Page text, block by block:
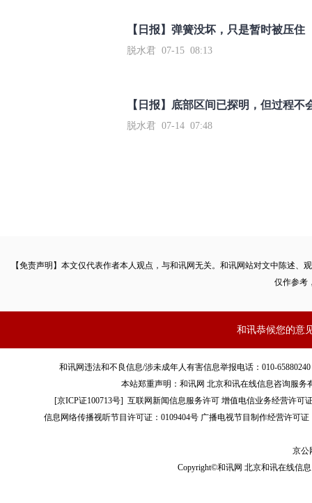
【日报】弹簧没坏，只是暂时被压住
脱水君 07-15 08:13
【日报】底部区间已探明，但过程不
脱水君 07-14 07:48
【免责声明】本文仅代表作者本人观点，与和讯网无关。和讯网站对文中陈述
仅作参考
和讯恭候您的意
和讯网违法和不良信息/涉未成年人有害信息举报电话：010-
本站郑重声明：和讯网 北京和讯在线信息咨询服
[京ICP证100713号]互联网新闻信息服务许可 增值电信业务经营许可
信息网络传播视听节目许可证：0109404号 广播电视节目制作经营许可证
京公
Copyright©和讯网 北京和讯在线信